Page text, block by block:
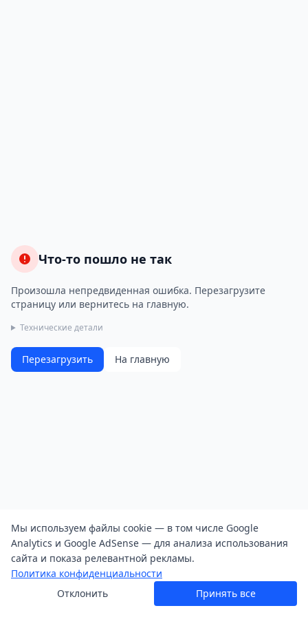
Что-то пошло не так
Произошла непредвиденная ошибка. Перезагрузите
страницу или вернитесь на главную.
Технические детали
Перезагрузить На главную
Мы используем файлы cookie — в том числе Google
Analytics и Google AdSense — для анализа использования
сайта и показа релевантной рекламы.
Политика конфиденциальности
Отклонить
Принять все